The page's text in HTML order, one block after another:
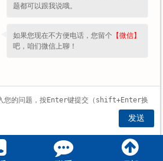
以信誉求发展，开拓进取，使
发展之路。河北封头厂家主要产
头
题都可以跟我说哦。
如果您现在不方便电话，您留个 【微信】
吧，咱们微信上聊！
发送